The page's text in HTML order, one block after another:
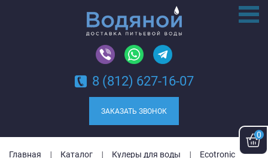
0
8 (812) 627-16-07
ЗАКАЗАТЬ ЗВОНОК
Главная Каталог Кулеры для воды
Ecotronic